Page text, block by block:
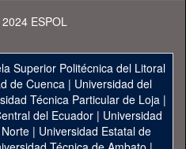
ESPOL
Superior Politécnica del Litoral
de Cuenca| Universidad del
Técnica Particular de Loja|
del Ecuador| Universidad
| Universidad Estatal de